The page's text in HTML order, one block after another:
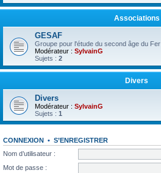
Associations
GESAF
Groupe pour l'étude du second âge du Fer
Modérateur : SylvainG
Sujets : 2
Divers
Divers
Modérateur : SylvainG
Sujets : 1
CONNEXION • S’ENREGISTRER
Nom d’utilisateur :
Mot de passe :